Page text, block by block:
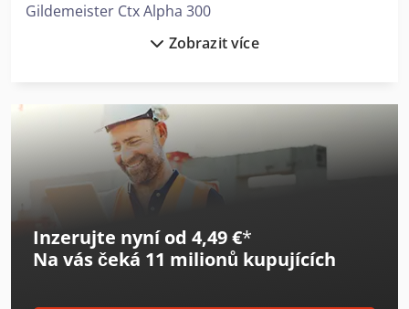
Gildemeister Ctx Alpha 300
Gildemeister Nef 400
Lagun L 1400
Lagun L 2000
Matsuura H.plus-300
Matsuura H.plus-300 Pc-5
Zobrazit více
Inzerujte nyní od 4,49 €*
Na vás čeká 11 milionů kupujících